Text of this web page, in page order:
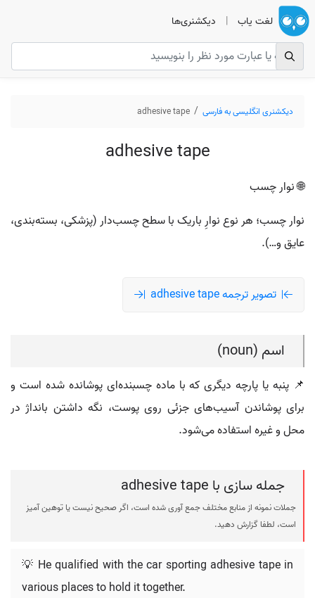
لغت یاب | دیکشنری‌ها
دیکشنری انگلیسی به فارسی adhesive tape
adhesive tape
🌐 نوار چسب
نوار چسب؛ هر نوع نوارِ باریک با سطح چسب‌دار (پزشکی، بسته‌بندی،
عایق و…).
تصویر ترجمه adhesive tape
اسم (noun)
📌 پنبه یا پارچه دیگری که با ماده چسبنده‌ای پوشانده شده است و
برای پوشاندن آسیب‌های جزئی روی پوست، نگه داشتن بانداژ در
محل و غیره استفاده می‌شود.
جمله سازی با adhesive tape
جملات نمونه از منابع مختلف جمع آوری شده است، اگر صحیح نیست یا توهین آمیز
است، لطفا گزارش دهید.
💡 He qualified with the car sporting adhesive tape in
various places to hold it together.